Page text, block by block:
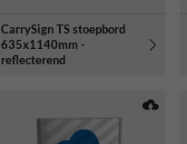
CarrySign TS stoepbord
635x1140mm -
reflecterend